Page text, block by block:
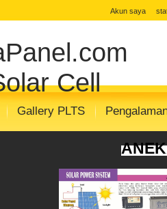
Solar Cell
PJU Surya
SHS SISTEM
Akun saya
Cell
Gallery PLTS